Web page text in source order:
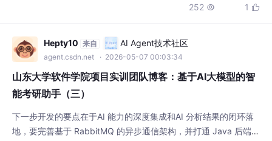
252  1 
Hepty10 来自 AI Agent技术社区
agent.csdn.net · 2026-05-07 00:03:34
山东大学软件学院项目实训团队博客：基于AI大模型的智
能考研助手（三）
下一步开发的要点在于AI 能力的深度集成和AI 分析结果的闭环落
地，要完善基于 RabbitMQ 的异步通信架构，并打通 Java 后端与